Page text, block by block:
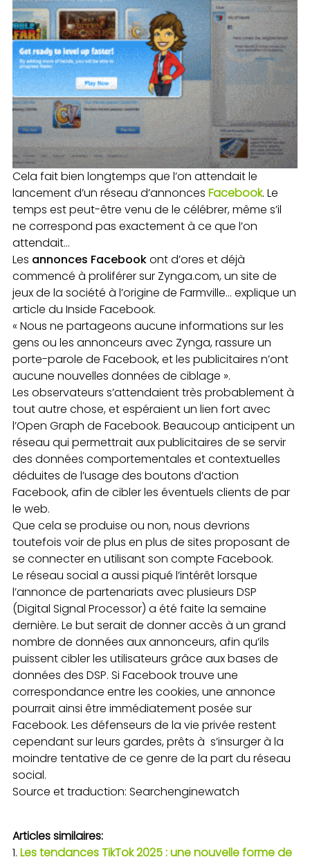
Cela fait bien longtemps que l’on attendait le
lancement d’un réseau d’annonces Facebook. Le
temps est peut-être venu de le célébrer, même s’il
ne correspond pas exactement à ce que l’on
attendait…
Les annonces Facebookont d’ores et déjà
commencé à proliférer sur Zynga.com, un site de
jeux de la société à l’origine de Farmville… explique un
article du Inside Facebook.
« Nous ne partageons aucune informations sur les
gens ou les annonceurs avec Zynga, rassure un
porte-parole de Facebook, et les publicitaires n’ont
aucune nouvelles données de ciblage ».
Les observateurs s’attendaient très probablement à
tout autre chose, et espéraient un lien fort avec
l’Open Graph de Facebook. Beaucoup anticipent un
réseau qui permettrait aux publicitaires de se servir
des données comportementales et contextuelles
déduites de l’usage des boutons d’action
Facebook, afin de cibler les éventuels clients de par
le web.
Que cela se produise ou non, nous devrions
toutefois voir de plus en plus de sites proposant de
se connecter en utilisant son compte Facebook.
Le réseau social a aussi piqué l’intérêt lorsque
l’annonce de partenariats avec plusieurs DSP
(Digital Signal Processor) a été faite la semaine
dernière. Le but serait de donner accès à un grand
nombre de données aux annonceurs, afin qu’ils
puissent cibler les utilisateurs grâce aux bases de
données des DSP. Si Facebook trouve une
correspondance entre les cookies, une annonce
pourrait ainsi être immédiatement posée sur
Facebook. Les défenseurs de la vie privée restent
cependant sur leurs gardes, prêts à s’insurger à la
moindre tentative de ce genre de la part du réseau
social.
Source et traduction: Searchenginewatch
Articles similaires:
Les tendances TikTok 2025 : une nouvelle forme de